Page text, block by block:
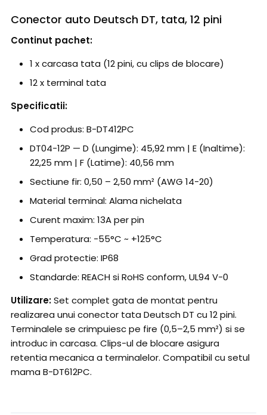
Conector auto Deutsch DT, tata, 12 pini
Continut pachet:
1 x carcasa tata (12 pini, cu clips de blocare)
12 x terminal tata
Specificatii:
Cod produs: B-DT412PC
DT04-12P — D (Lungime): 45,92 mm | E (Inaltime):
22,25 mm | F (Latime): 40,56 mm
Sectiune fir: 0,50 – 2,50 mm² (AWG 14-20)
Material terminal: Alama nichelata
Curent maxim: 13A per pin
Temperatura: -55°C ~ +125°C
Grad protectie: IP68
Standarde: REACH si RoHS conform, UL94 V-0
Utilizare:Set complet gata de montat pentru
realizarea unui conector tata Deutsch DT cu 12 pini.
Terminalele se crimpuiesc pe fire (0,5–2,5 mm²) si se
introduc in carcasa. Clips-ul de blocare asigura
retentia mecanica a terminalelor. Compatibil cu setul
mama B-DT612PC.